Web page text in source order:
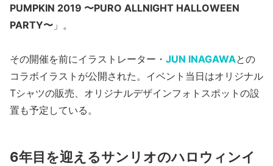
PUMPKIN 2019 〜PURO ALLNIGHT HALLOWEEN
PARTY〜 」。
その開催を前にイラストレーター・ JUN INAGAWAとの
コラボイラストが公開された。イベント当日はオリジナル
Tシャツの販売、オリジナルデザインフォトスポットの設
置も予定している。
6年目を迎えるサンリオのハロウィンイ